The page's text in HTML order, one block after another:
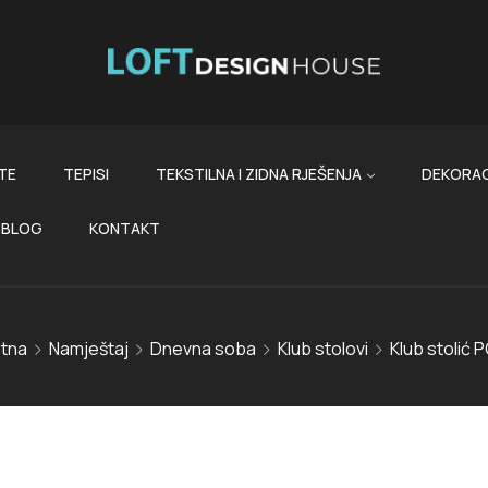
TEPISI TEKSTILNA I ZIDNA RJEŠENJA
BLOG KONTAKT
Namještaj Dnevna soba Klub stolovi Klub stolić